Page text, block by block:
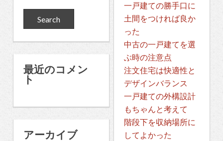
一戸建ての勝手口に
土間をつければ良か
った
中古の一戸建てを選
ぶ時の注意点
注文住宅は快適性と
デザインバランス
一戸建ての外構設計
もちゃんと考えて
階段下を収納場所に
してよかった
最近のコメン
ト
アーカイブ